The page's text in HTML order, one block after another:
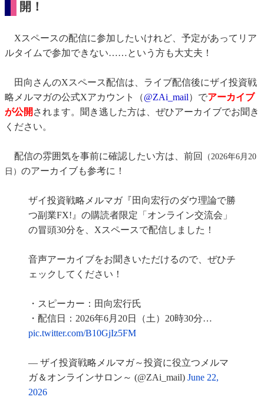
開！
Xスペースの配信に参加したいけれど、予定があってリア
ルタイムで参加できない……という方も大丈夫！
田向さんのXスペース配信は、ライブ配信後にザイ投資戦
略メルマガの公式Xアカウント（@ZAi_mail）でアーカイブ
が公開 されます。聞き逃した方は、ぜひアーカイブでお聞き
ください。
配信の雰囲気を事前に確認したい方は、前回
（2026年6月20
日） のアーカイブも参考に！
ザイ投資戦略メルマガ『田向宏行のダウ理論で勝
つ副業FX!』の購読者限定「オンライン交流会」
の冒頭30分を、Xスペースで配信しました！
音声アーカイブをお聞きいただけるので、ぜひチ
ェックしてください！
・スピーカー：田向宏行氏
・配信日：2026年6月20日（土）20時30分…
pic.twitter.com/B10GjIz5FM
— ザイ投資戦略メルマガ～投資に役立つメルマ
ガ＆オンラインサロン～ (@ZAi_mail) June 22,
2026